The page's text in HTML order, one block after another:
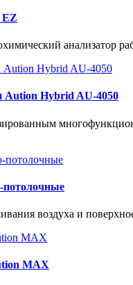
EZ
анализатор
Aution Hybrid AU-4050
потолочные
воздуха и
MAX